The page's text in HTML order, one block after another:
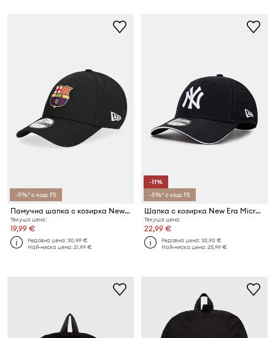
-5%* с код: FS
Памучна шапка с козирка New Era NEW ERA x FC BARCELONA
Текуща цена:
19,99 €
Редовна цена:30,99 €
Най-ниска цена:21,99 €
-11%
-5%* с код: FS
Шапка с козирка New Era Microfibre 940 NYY 9FORTY®
Текуща цена:
22,99 €
Редовна цена:32,90 €
Най-ниска цена:25,99 €